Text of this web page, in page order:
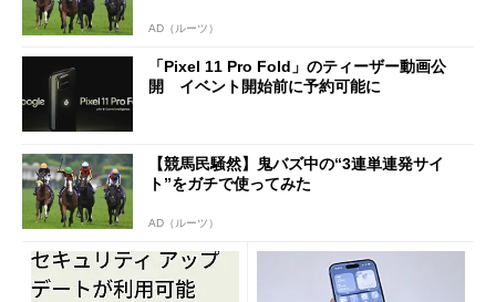
AD（ルーツ）
「Pixel 11 Pro Fold」のティーザー動画公
開 イベント開始前に予約可能に
【競馬民騒然】鬼バズ中の“3連単連発サイ
ト”をガチで使ってみた
AD（ルーツ）